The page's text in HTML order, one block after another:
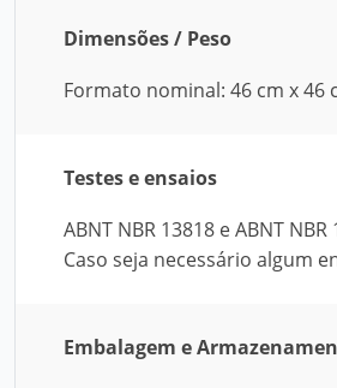
Dimensões / Peso
Formato nominal: 46 cm x 46
Testes e ensaios
ABNT NBR 13818 e ABNT NBR
Caso seja necessário algum
Embalagem e